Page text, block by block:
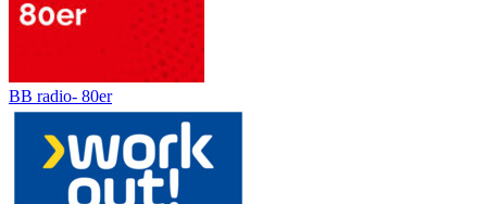
BB radio- 80er